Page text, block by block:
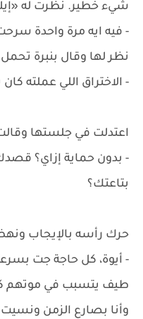
شيء خطير. نظرت له
- فيه ايه مرة واحدة
نظر لها وقال بنبرة تحمل
- الاختراق اللي عملته
اعتدلت في جلستها
- بدون حماية إزاي؟
بتاعتك؟
حرك رأسه بالإيجاب
- أيوة، كل حاجة جت
طيف يتسبب في موتهم
وأنا بصارع الزمن